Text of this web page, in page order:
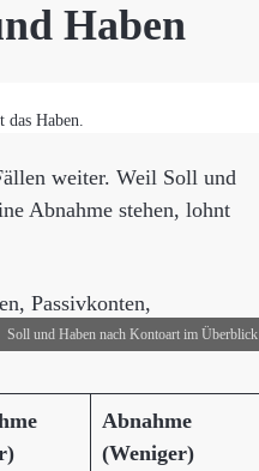
Haben
das Haben.
weiter. Weil Soll und
Abnahme stehen, lohnt
Soll und Haben nach Kontoart im Überblick
Abnahme
(Weniger)